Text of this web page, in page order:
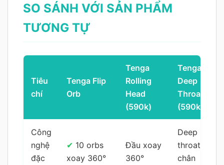
SO SÁNH VỚI SẢN PHẨM
TƯƠNG TỰ
Tiêu
chí
Tenga Flip
Orb
Tenga
Rolling
Head
(590k)
Tenga
Deep
Throat
(590k)
Công
nghệ
đặc
✔ 10 orbs
xoay 360°
Đầu xoay
360°
Deep
throat,
chân